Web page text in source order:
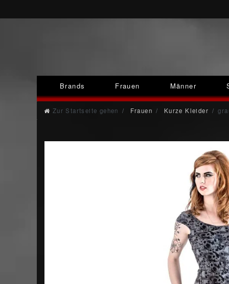
Brands Frauen Männer
Zur Startseite gehen Frauen Kurze Kleider